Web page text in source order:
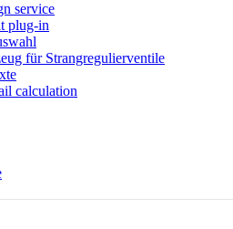
service
plug-in
für Strangregulierventile
calculation